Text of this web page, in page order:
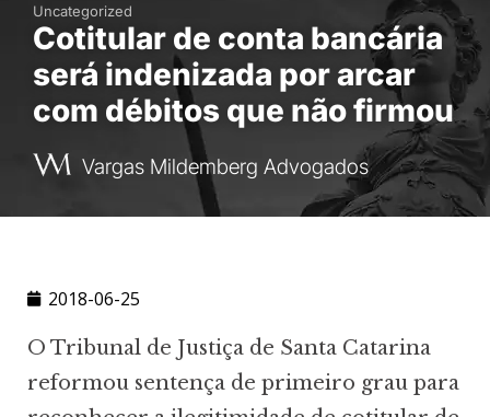
Uncategorized
Cotitular de conta bancária
será indenizada por arcar
com débitos que não firmou
Vargas Mildemberg Advogados
2018-06-25
O Tribunal de Justiça de Santa Catarina
reformou sentença de primeiro grau para